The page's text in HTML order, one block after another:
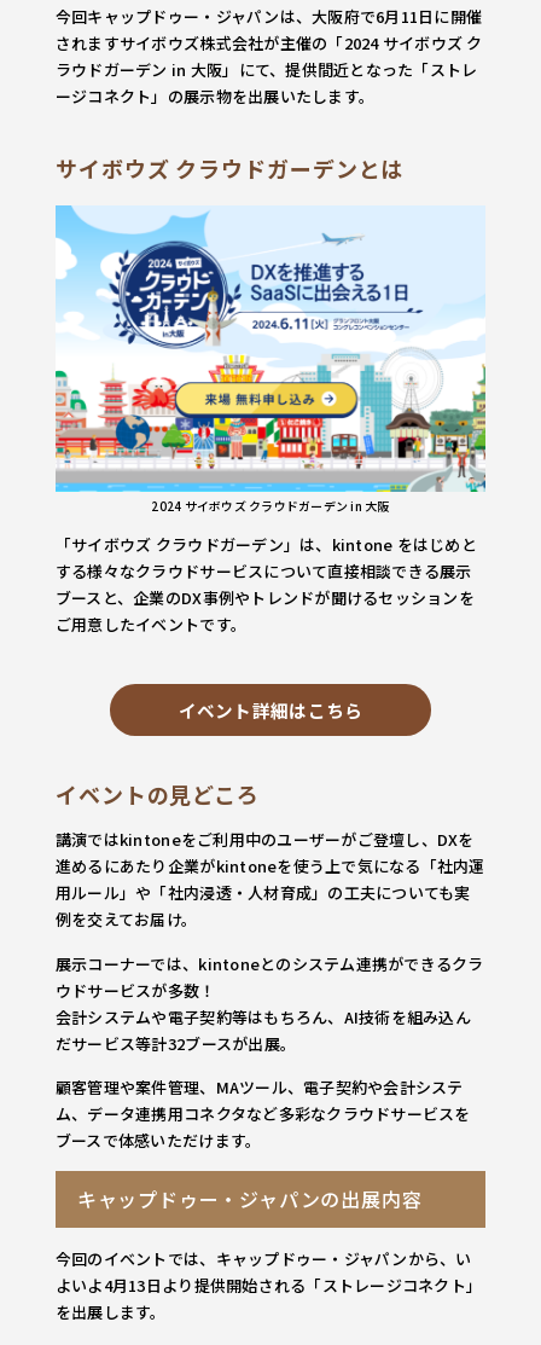
今回キャップドゥー・ジャパンは、大阪府で6月11日に開催
されますサイボウズ株式会社が主催の「2024 サイボウズ ク
ラウドガーデン in 大阪」にて、提供間近となった「ストレ
ージコネクト」の展示物を出展いたします。
サイボウズ クラウドガーデンとは
2024 サイボウズ クラウドガーデン in 大阪
「サイボウズ クラウドガーデン」は、kintone をはじめと
する様々なクラウドサービスについて直接相談できる展示
ブースと、企業のDX事例やトレンドが聞けるセッションを
ご用意したイベントです。
イベント詳細はこちら
イベントの見どころ
講演ではkintoneをご利用中のユーザーがご登壇し、DXを
進めるにあたり企業がkintoneを使う上で気になる「社内運
用ルール」や「社内浸透・人材育成」の工夫についても実
例を交えてお届け。
展示コーナーでは、kintoneとのシステム連携ができるクラ
ウドサービスが多数！
会計システムや電子契約等はもちろん、AI技術を組み込ん
だサービス等計32ブースが出展。
顧客管理や案件管理、MAツール、電子契約や会計システ
ム、データ連携用コネクタなど多彩なクラウドサービスを
ブースで体感いただけます。
キャップドゥー・ジャパンの出展内容
今回のイベントでは、キャップドゥー・ジャパンから、い
よいよ4月13日より提供開始される「ストレージコネクト」
を出展します。